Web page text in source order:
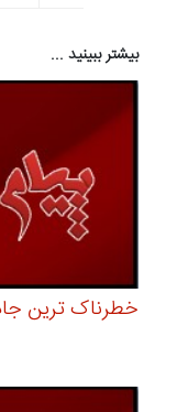
بیشتر ببینید ...
خطرناک ترین